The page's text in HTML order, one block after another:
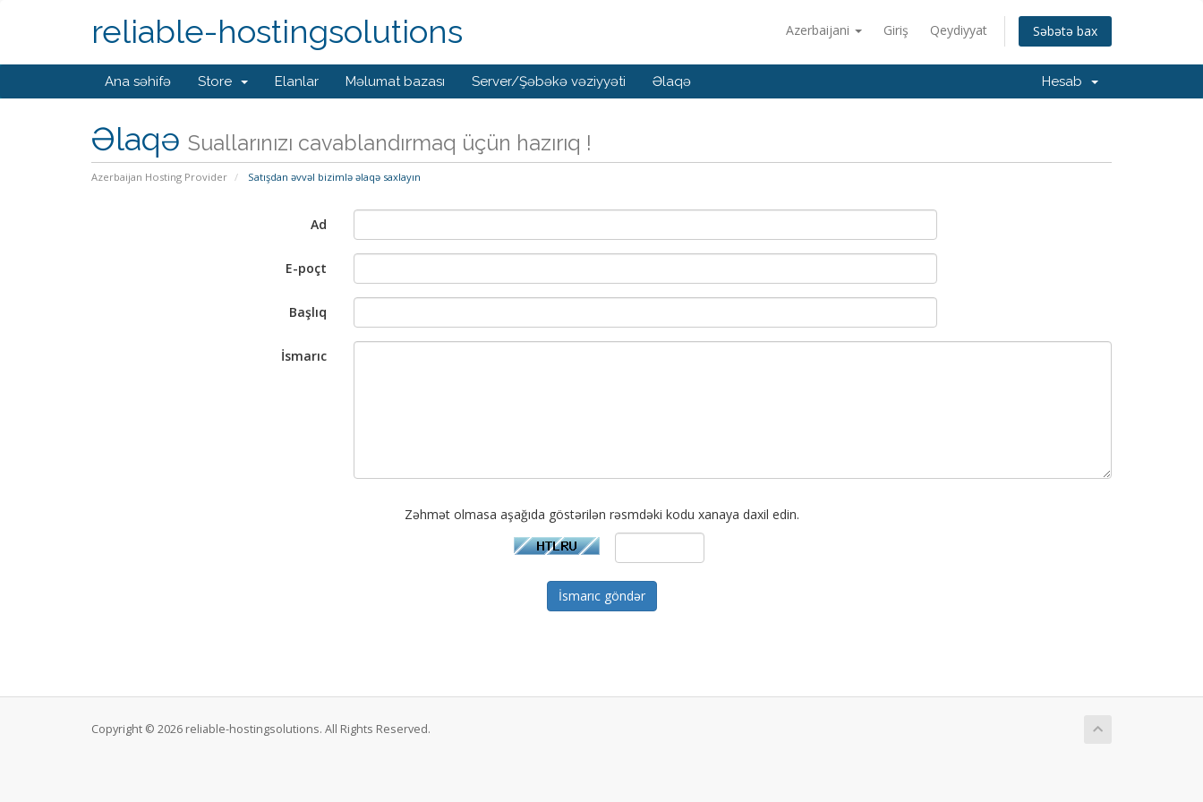
Azerbaijani Giriş Qeydiyyat Səbətə bax
reliable-hostingsolutions
Ana səhifə Store Elanlar Məlumat bazası Server/Şəbəkə vəziyyəti Əlaqə Hesab
Əlaqə Suallarınızı cavablandırmaq üçün hazırıq !
Azerbaijan Hosting Provider Satışdan əvvəl bizimlə əlaqə saxlayın
Ad
E-poçt
Başlıq
İsmarıc
Zəhmət olmasa aşağıda göstərilən rəsmdəki kodu xanaya daxil edin.
İsmarıc göndər
Copyright © 2026 reliable-hostingsolutions. All Rights Reserved.